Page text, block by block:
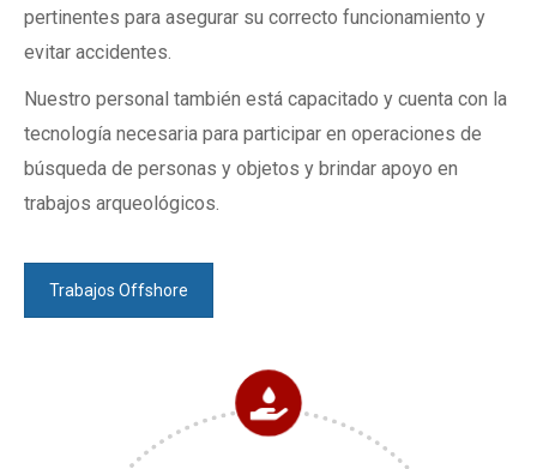
pertinentes para asegurar su correcto funcionamiento y
evitar accidentes.
Nuestro personal también está capacitado y cuenta con la
tecnología necesaria para participar en operaciones de
búsqueda de personas y objetos y brindar apoyo en
trabajos arqueológicos.
Trabajos Offshore